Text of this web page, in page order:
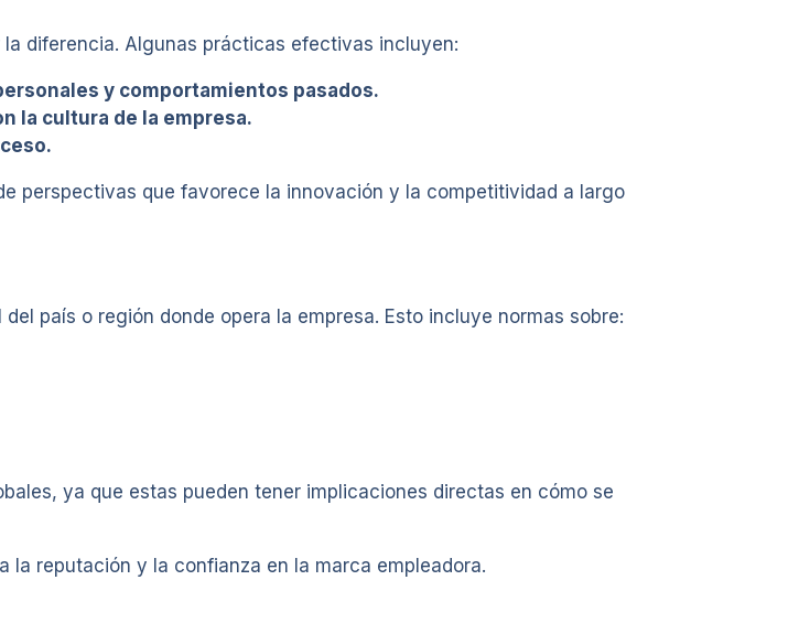
diferencia. Algunas prácticas efectivas incluyen:
y comportamientos pasados.
la cultura de la empresa.
perspectivas que favorece la innovación y la competitividad a largo
país o región donde opera la empresa. Esto incluye normas sobre:
ya que estas pueden tener implicaciones directas en cómo se
la reputación y la confianza en la marca empleadora.